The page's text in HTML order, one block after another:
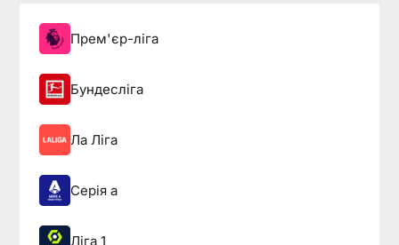
Прем'єр-ліга
Бундесліга
Ла Ліга
Серія а
Ліга 1